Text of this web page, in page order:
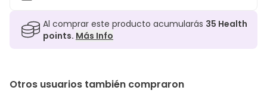
Al comprar este producto acumularás 35 Health
points. Más Info
Otros usuarios también compraron